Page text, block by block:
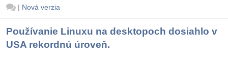
| Nová verzia
Používanie Linuxu na desktopoch dosiahlo v
USA rekordnú úroveň.